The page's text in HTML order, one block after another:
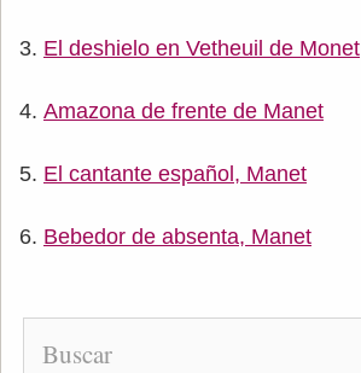
El deshielo en Vetheuil de Monet
Amazona de frente de Manet
El cantante español, Manet
Bebedor de absenta, Manet
Buscar